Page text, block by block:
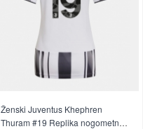
Ženski Juventus Khephren
Thuram #19 Replika nogometni